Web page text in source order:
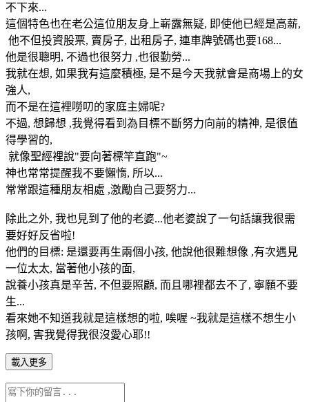
不下來...
這個特色也在老公這位朋友身上嶄露無疑, 即使他已經是高薪,
他不但投資股票, 賣房子, 出租房子, 連車牌號碼也要168...
他是很聰明, 不過也很努力 ,也很勤勞...
我就在想, 如果我有這麼積極, 是不是今天我就會是商場上的女
強人,
而不是在這裡嘮叨的家庭主婦呢?
不過, 想歸想 ,我覺得看到為目標不斷努力向前的精神, 是很值
得學習的,
就像聖經裡說"要向著標竿直跑"~
神也常常提醒我不要懶惰, 所以...
常常跟這種朋友相處 ,激勵自己要努力...
除此之外, 我也見到了他的老婆...他老婆說了一句話讓我很需
要好好反省啦!
他們的目標: 是還要再生兩個小孩, 他說他很難想像 ,有次遇見
一位太太, 當著他小孩的面,
說養小孩真是辛苦, 不但要照顧, 而且哪裡都去不了, 寧願不要
生...
看來她不知道我就是這樣想的啦, 唉喔 ~我就是這樣不想生小
孩啊, 害我覺得我很沒愛心耶!!
載入更多